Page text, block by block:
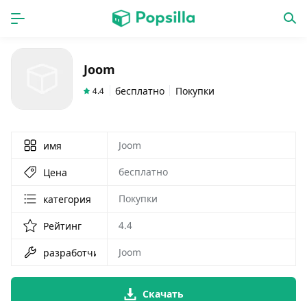
Joom
4.4 бесплатно Покупки
имя Joom
Цена бесплатно
категория Покупки
Рейтинг 4.4
разработчик Joom
Скачать